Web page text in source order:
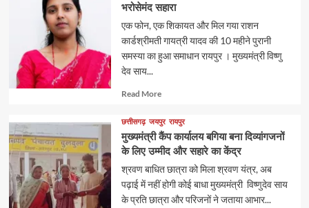
भरोसेमंद सहारा
एक फोन, एक शिकायत और मिल गया राशन
कार्डश्रीमती गायत्री यादव की 10 महीने पुरानी
समस्या का हुआ समाधान रायपुर । मुख्यमंत्री विष्णु
देव साय...
Read MoreRead
about
छत्तीसगढ़ जयपुर रायपुर
मुख्यमंत्री कैंप कार्यालय बगिया बना दिव्यांगजनों
के लिए उम्मीद और सहारे का केंद्र
श्रवण बाधित छात्रा को मिला श्रवण यंत्र, अब
पढ़ाई में नहीं होगी कोई बाधा मुख्यमंत्री विष्णुदेव साय
के प्रति छात्रा और परिजनों ने जताया आभार...